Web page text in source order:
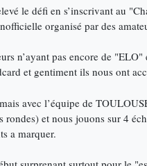
le défi en s’inscrivant au
organisé par des
n’ayant pas encore de
et gentiment ils nous ont
avec l’équipe de
rondes) et nous jouons sur 4
a marquer.